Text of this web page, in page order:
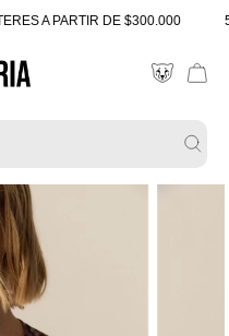
A PARTIR DE $300.000